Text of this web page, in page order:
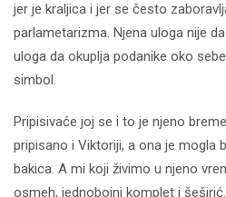
jer je kraljica i jer se često
parlametarizma. Njena uloga nije
uloga da okuplja podanike oko
simbol.
Pripisivaće joj se i to je njeno
pripisano i Viktoriji, a ona je mogla
bakica. A mi koji živimo u njeno
osmeh, jednobojni komplet i šeširić.